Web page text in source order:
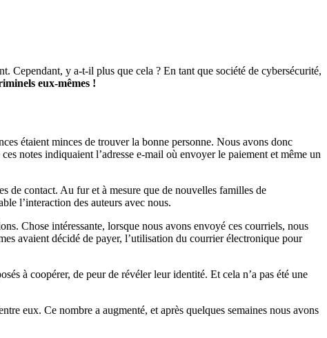
Cependant, y a-t-il plus que cela ? En tant que société de cybersécurité,
eux-mêmes !
étaient minces de trouver la bonne personne. Nous avons donc
notes indiquaient l’adresse e-mail où envoyer le paiement et même un
de contact. Au fur et à mesure que de nouvelles familles de
l’interaction des auteurs avec nous.
Chose intéressante, lorsque nous avons envoyé ces courriels, nous
avaient décidé de payer, l’utilisation du courrier électronique pour
à coopérer, de peur de révéler leur identité. Et cela n’a pas été une
eux. Ce nombre a augmenté, et après quelques semaines nous avons